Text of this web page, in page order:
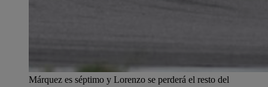
Márquez es séptimo y Lorenzo se perderá el resto del